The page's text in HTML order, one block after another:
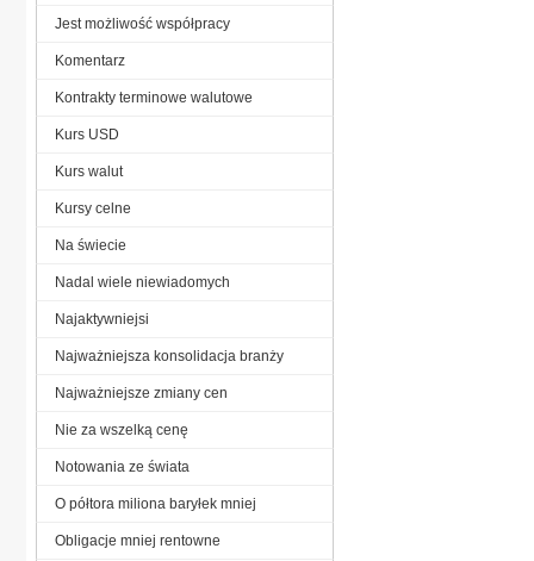
Jest możliwość współpracy
Komentarz
Kontrakty terminowe walutowe
Kurs USD
Kurs walut
Kursy celne
Na świecie
Nadal wiele niewiadomych
Najaktywniejsi
Najważniejsza konsolidacja branży
Najważniejsze zmiany cen
Nie za wszelką cenę
Notowania ze świata
O półtora miliona baryłek mniej
Obligacje mniej rentowne